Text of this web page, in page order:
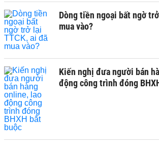
Dòng tiền ngoại bất ngờ
mua vào?
Kiến nghị đưa người bán
động công trình đóng